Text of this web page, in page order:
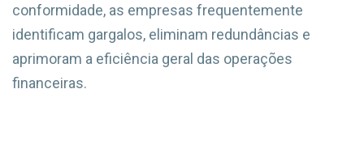
conformidade, as empresas frequentemente
identificam gargalos, eliminam redundâncias e
aprimoram a eficiência geral das operações
financeiras.